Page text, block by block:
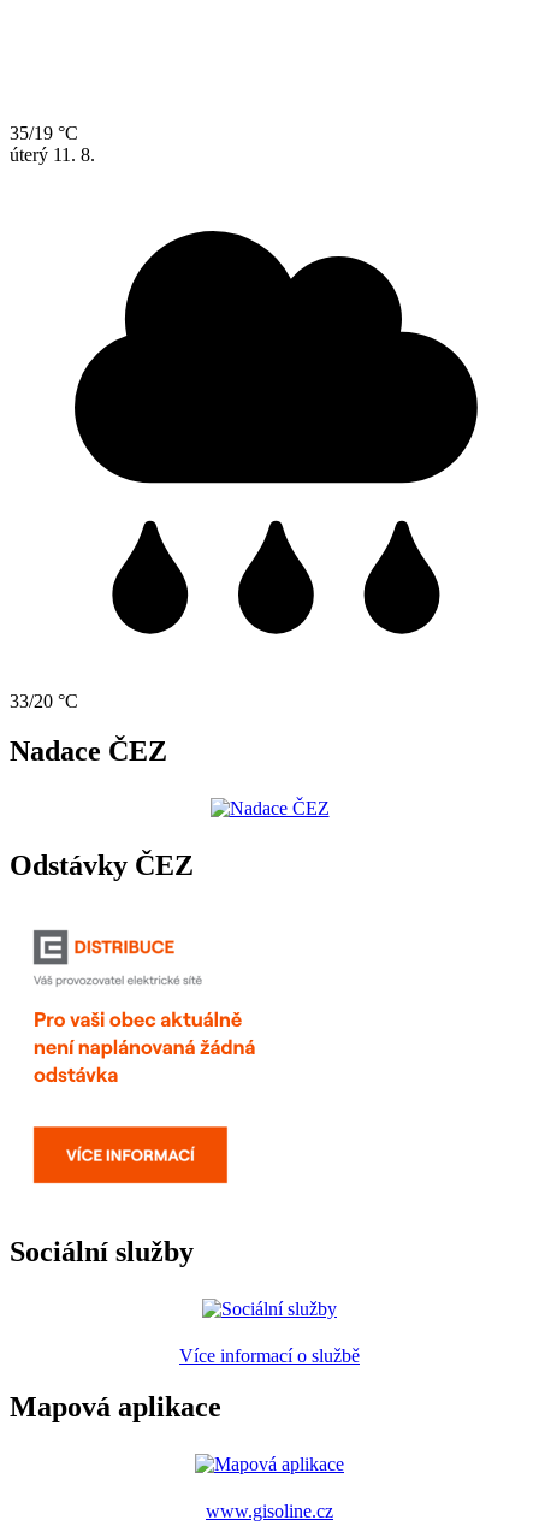
35/19 °C
úterý 11. 8.
33/20 °C
Nadace ČEZ
Odstávky ČEZ
Sociální služby
Více informací o službě
Mapová aplikace
www.gisoline.cz